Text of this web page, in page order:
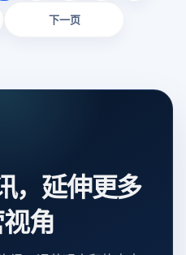
下一页
，延伸更多
角